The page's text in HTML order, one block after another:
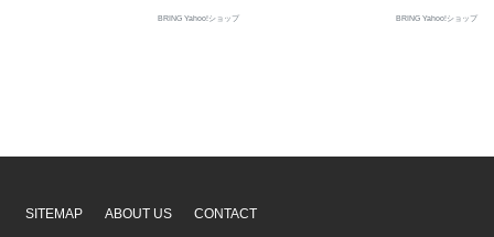
BRING Yahoo!ショップ BRING Yahoo!ショップ
SITEMAP ABOUT US CONTACT